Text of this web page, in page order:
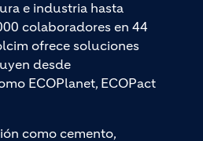
e industria hasta
colaboradores en 44
ofrece soluciones
desde
ECOPlanet, ECOPact
como cemento,